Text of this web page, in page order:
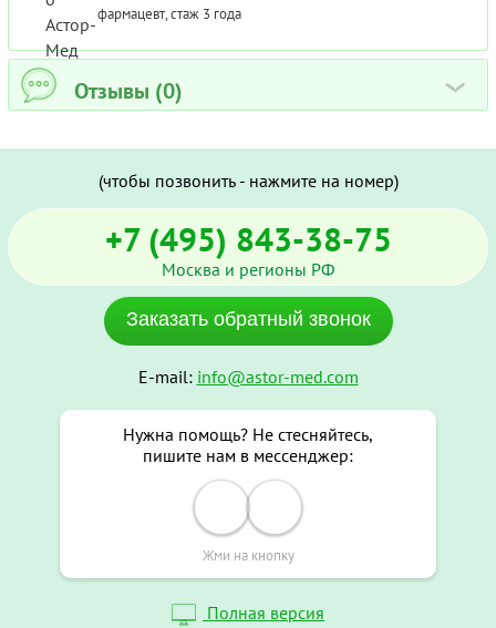
фармацевт, стаж 3 года
Отзывы (0) ›
(чтобы позвонить - нажмите на номер)
+7 (495) 843-38-75
Москва и регионы РФ
Заказать обратный звонок
E-mail: info@astor-med.com
Нужна помощь? Не стесняйтесь,
пишите нам в мессенджер:
Жми на кнопку
Полная версия